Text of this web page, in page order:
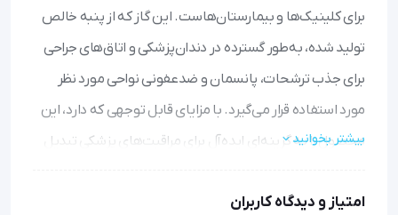
برای کلینیک‌ها و بیمارستان‌هاست. این گاز که از پنبه خالص
تولید شده، به‌طور گسترده در دندان‌پزشکی و اتاق‌های جراحی
برای جذب ترشحات، پانسمان و ضدعفونی نواحی مورد نظر
مورد استفاده قرار می‌گیرد. با مزایای قابل توجهی که دارد، این
محصول را به گزینه‌ای ایده‌آل برای مراقبت‌های پزشکی تبدیل
بیشتر بخوانید
امتیاز و دیدگاه کاربران